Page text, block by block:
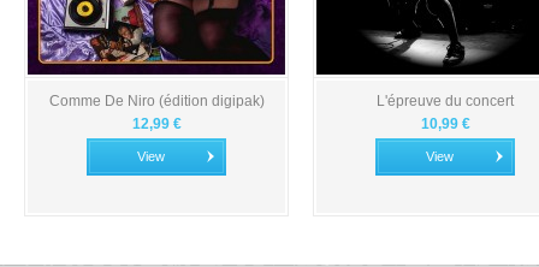
Comme De Niro (édition digipak)
12,99 €
View
L'épreuve du concert
10,99 €
View